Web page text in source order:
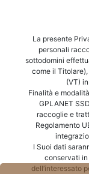
La presente
personali
sottodomini
come il
(VT)
Finalità e
GPLANET
raccoglie e
Regolamento
I Suoi dati
conservati
dell’interessato